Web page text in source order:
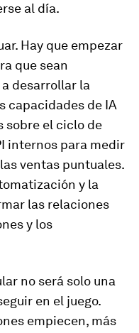
al día.
Hay que empezar
que sean
desarrollar la
capacidades de IA
sobre el ciclo de
internos para medir
ventas puntuales.
y la
las relaciones
y los
no será solo una
en el juego.
empiecen, más